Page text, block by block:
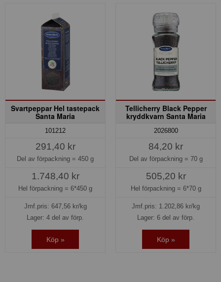
Svartpeppar Hel tastepack
Santa Maria
101212
291,40 kr
Del av förpackning = 450 g
1.748,40 kr
Hel förpackning = 6*450 g
Jmf.pris: 647,56kr/kg
Lager: 4 del av förp.
Köp »
Tellicherry Black Pepper
kryddkvarn Santa Maria
2026800
84,20 kr
Del av förpackning = 70 g
505,20 kr
Hel förpackning = 6*70 g
Jmf.pris: 1.202,86 kr/kg
Lager: 6 del av förp.
Köp »